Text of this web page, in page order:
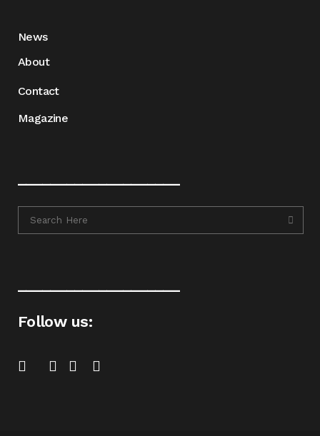
News
About
Contact
Magazine
Follow us: